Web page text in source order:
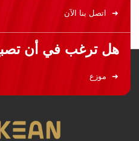
اتصل بنا الآن
هل ترغب في أن
موزع